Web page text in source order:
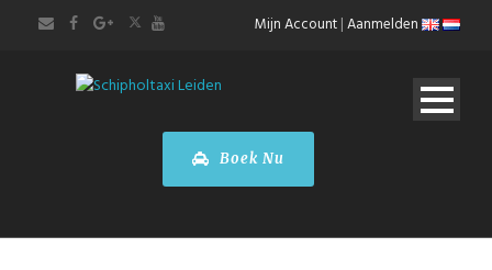
Mijn Account|Aanmelden
Boek Nu